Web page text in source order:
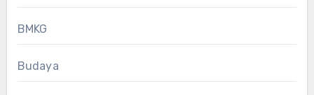
BMKG
Budaya